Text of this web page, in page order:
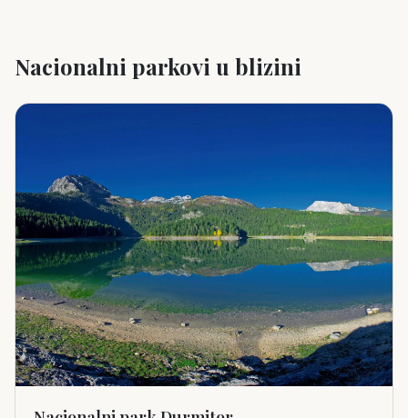
Nacionalni parkovi u blizini